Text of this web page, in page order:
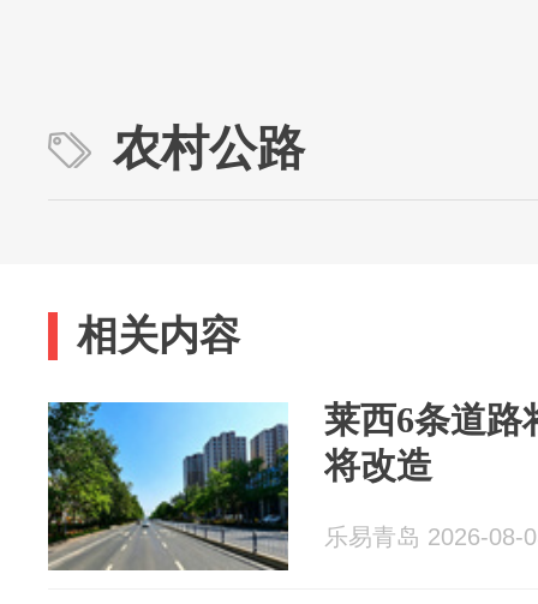
农村公路
相关内容
莱西6条道路
将改造
乐易青岛 2026-08-